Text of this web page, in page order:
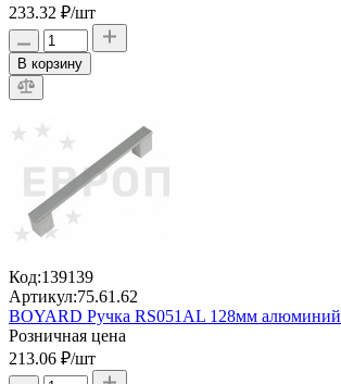
233.32 ₽/шт
В корзину
Код:139139
Артикул:75.61.62
BOYARD Ручка RS051AL 128мм алюминий
Розничная цена
213.06 ₽/шт